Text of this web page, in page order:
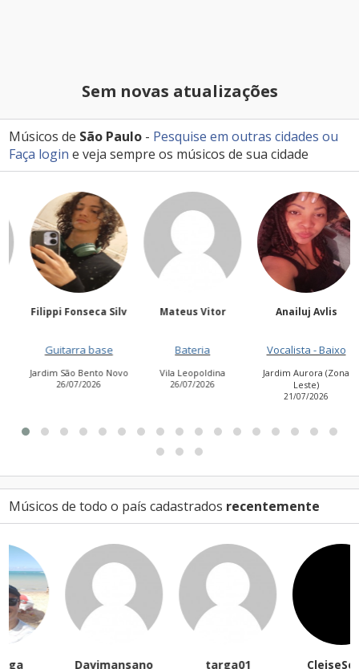
Sem novas atualizações
Músicos de São Paulo - Pesquise em outras cidades ou
Faça login e veja sempre os músicos de sua cidade
Filippi Fonseca Silv
Guitarra base
Jardim São Bento Novo
26/07/2026
Mateus Vitor
Bateria
Vila Leopoldina
26/07/2026
Anailuj Avlis
Vocalista - Baixo
Jardim Aurora (Zona
Leste)
21/07/2026
Músicos de todo o país cadastrados recentemente
Davimansano CleiseSouza